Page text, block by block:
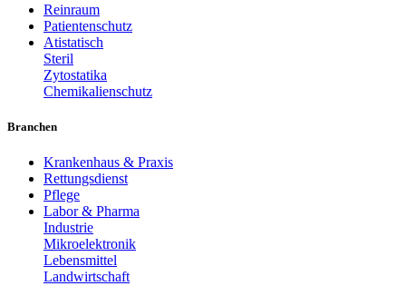
Reinraum
Patientenschutz
Atistatisch
Steril
Zytostatika
Chemikalienschutz
Branchen
Krankenhaus & Praxis
Rettungsdienst
Pflege
Labor & Pharma
Industrie
Mikroelektronik
Lebensmittel
Landwirtschaft